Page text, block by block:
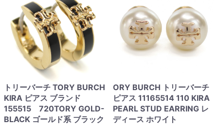
トリーバーチ TORY BURCH
KIRA ピアス ブランド
155515 720TORY GOLD-
BLACK ゴールド系 ブラック
ORY BURCH トリーバーチ
ピアス 11165514 110 KIRA
PEARL STUD EARRING レ
ディース ホワイト